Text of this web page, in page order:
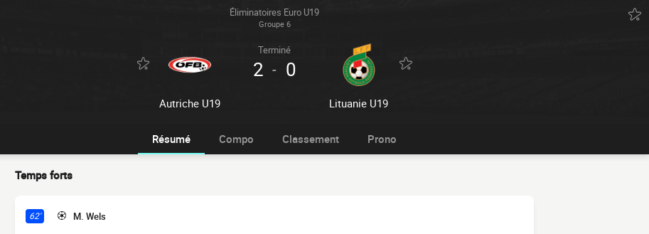
Éliminatoires Euro U19
Groupe 6
Autriche U19
Terminé
2 - 0
Lituanie U19
Résumé Compo Classement Prono
Temps forts
62' M. Wels